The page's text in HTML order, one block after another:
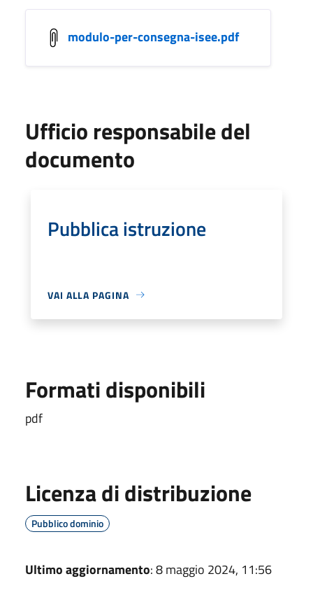
modulo-per-consegna-isee.pdf
Ufficio responsabile del
documento
Pubblica istruzione
VAI ALLA PAGINA
Formati disponibili
pdf
Licenza di distribuzione
Pubblico dominio
Ultimo aggiornamento: 8 maggio 2024, 11:56